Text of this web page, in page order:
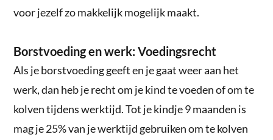
voor jezelf zo makkelijk mogelijk maakt.
Borstvoeding en werk: Voedingsrecht
Als je borstvoeding geeft en je gaat weer aan het
werk, dan heb je recht om je kind te voeden of om te
kolven tijdens werktijd. Tot je kindje 9 maanden is
mag je 25% van je werktijd gebruiken om te kolven